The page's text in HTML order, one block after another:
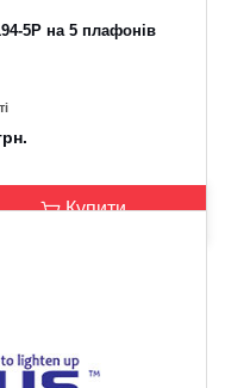
5P на 5 плафонів
Купити